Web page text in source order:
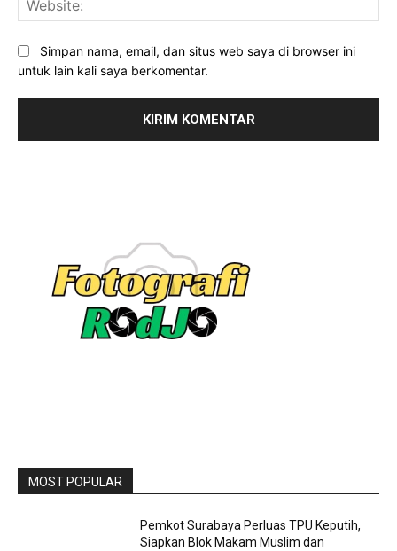
Simpan nama, email, dan situs web saya di browser ini
untuk lain kali saya berkomentar.
MOST POPULAR
Pemkot Surabaya Perluas TPU Keputih,
Siapkan Blok Makam Muslim dan